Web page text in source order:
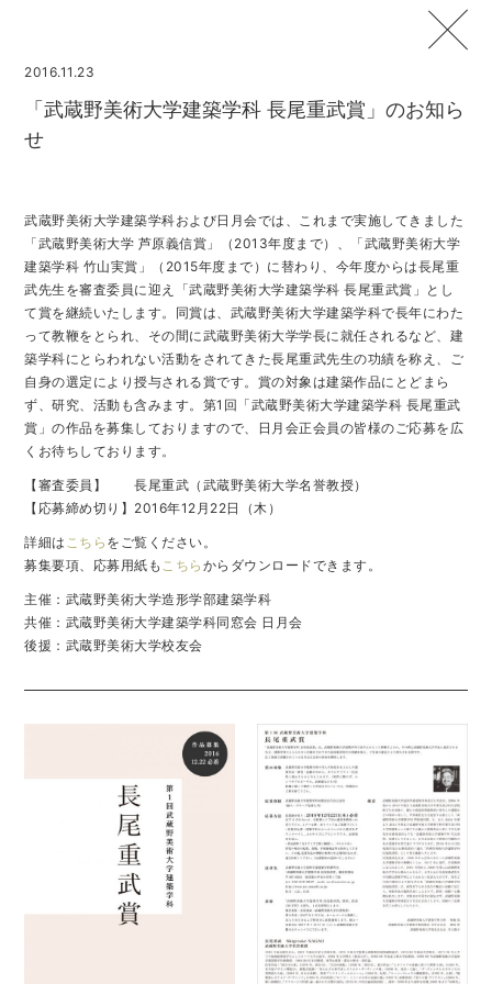
2016.11.23
「武蔵野美術大学建築学科 長尾重武賞」のお知ら
せ
武蔵野美術大学建築学科および日月会では、これまで実施してきました
「武蔵野美術大学 芦原義信賞」（2013年度まで）、「武蔵野美術大学
建築学科 竹山実賞」（2015年度まで）に替わり、今年度からは長尾重
武先生を審査委員に迎え「武蔵野美術大学建築学科 長尾重武賞」とし
て賞を継続いたします。同賞は、武蔵野美術大学建築学科で長年にわた
って教鞭をとられ、その間に武蔵野美術大学学長に就任されるなど、建
築学科にとらわれない活動をされてきた長尾重武先生の功績を称え、ご
自身の選定により授与される賞です。賞の対象は建築作品にとどまら
ず、研究、活動も含みます。第1回「武蔵野美術大学建築学科 長尾重武
賞」の作品を募集しておりますので、日月会正会員の皆様のご応募を広
くお待ちしております。
【審査委員】 長尾重武（武蔵野美術大学名誉教授）
【応募締め切り】2016年12月22日（木）
詳細は こちら をご覧ください。
募集要項、応募用紙も こちら からダウンロードできます。
主催：武蔵野美術大学造形学部建築学科
共催：武蔵野美術大学建築学科同窓会 日月会
後援：武蔵野美術大学校友会